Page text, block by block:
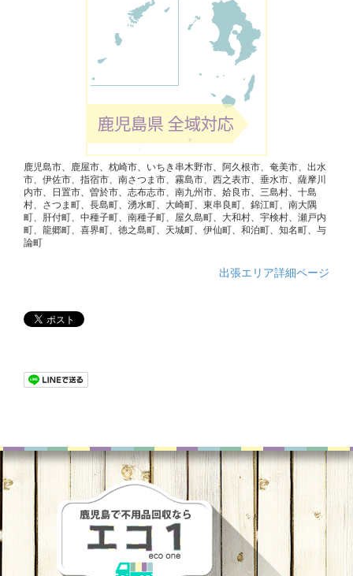
鹿児島市、鹿屋市、枕崎市、いちき串木野市、阿久根市、奄美市、出水
市、伊佐市、指宿市、南さつま市、霧島市、西之表市、垂水市、薩摩川
内市、日置市、曽於市、志布志市、南九州市、姶良市、三島村、十島
村、さつま町、長島町、湧水町、大崎町、東串良町、錦江町、南大隅
町、肝付町、中種子町、南種子町、屋久島町、大和村、宇検村、瀬戸内
町、龍郷町、喜界町、徳之島町、天城町、伊仙町、和泊町、知名町、与
論町
出張エリア詳細ページ